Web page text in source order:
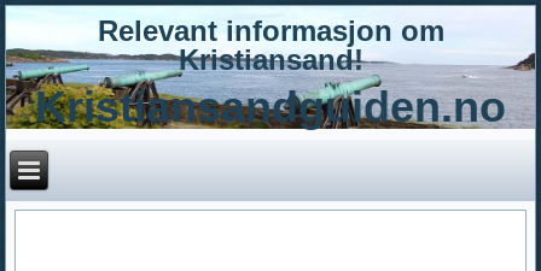
Relevant informasjon om
Kristiansand!
Kristiansandguiden.no